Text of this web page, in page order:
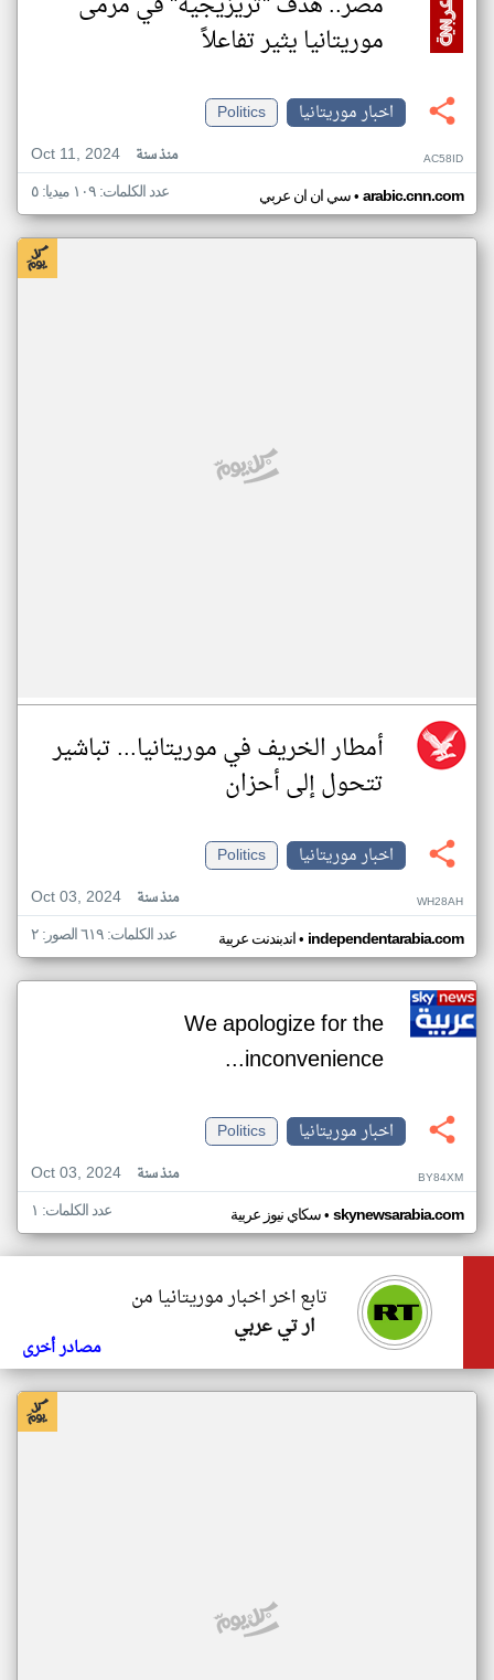
موريتانيا يثير تفاعلاً
اخبار موريتانيا
Politics
Oct 11, 2024
منذ سنة AC58ID
سي ان ان عربي• arabic.cnn.com عدد الكلمات: ١٠٩ ميديا: ٥
أمطار الخريف في موريتانيا... تباشير
تتحول إلى أحزان
اخبار موريتانيا
Politics
Oct 03, 2024
منذ سنة WH28AH
اندبندنت عربية• independentarabia.com عدد الكلمات: ٦١٩ الصور: ٢
We apologize for the
inconvenience...
اخبار موريتانيا
Politics
Oct 03, 2024
منذ سنة BY84XM
سكاي نيوز عربية• skynewsarabia.com عدد الكلمات: ١
تابع اخر اخبار موريتانيا من
ار تي عربي
مصادر أخرى